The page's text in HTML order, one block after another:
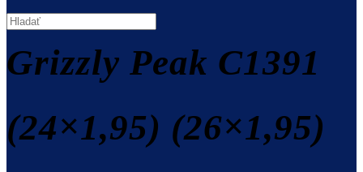
Grizzly Peak C1391
(24×1,95) (26×1,95)